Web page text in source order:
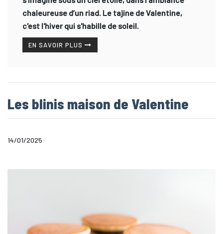
chaleureuse d’un riad. Le tajine de Valentine,
c'est l'hiver qui s'habille de soleil.
EN SAVOIR PLUS
Les blinis maison de Valentine
14/01/2025